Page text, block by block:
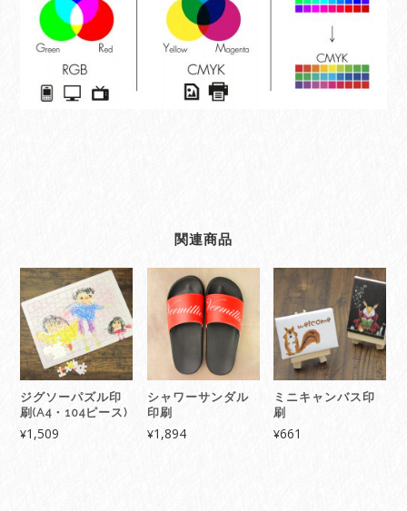
関連商品
ジグソーパズル印
刷(A4・104ピース)
¥1,509
シャワーサンダル
印刷
¥1,894
ミニキャンバス印
刷
¥661